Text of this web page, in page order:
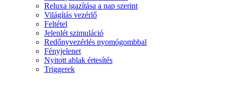
Reluxa igazítása a nap szerint
Világítás vezérlő
Feltétel
Jelenlét szimuláció
Redőnyvezérlés nyomógombbal
Fényjelenet
Nyitott ablak értesítés
Triggerek